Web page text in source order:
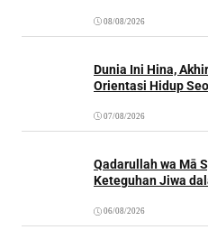
08/08/2026
Dunia Ini Hina,
Orientasi Hidup
07/08/2026
Qadarullah wa Mā
Keteguhan Jiwa
06/08/2026